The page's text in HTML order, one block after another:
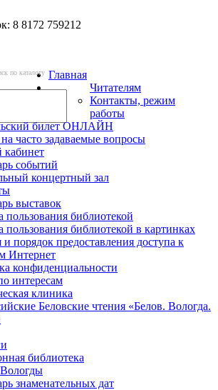
8 8172 759212
по каталогу Главная
Читателям
Контакты, режим
работы
билет ОНЛАЙН
часто задаваемые вопросы
событий
концертный зал
выставок
пользования библиотекой
пользования библиотекой в картинках
и порядок предоставления доступа к
Интернет
конфиденциальности
интересам
клиника
Беловские чтения «Белов. Вологда.
библиотека
знаменательных дат